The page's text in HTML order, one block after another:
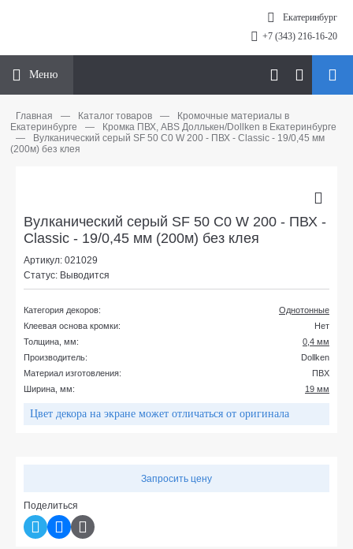
Екатеринбург
+7 (343) 216-16-20
Меню
Главная — Каталог товаров —
Кромочные материалы в
Екатеринбурге
—
Кромка ПВХ, ABS Доллькен/Dollken в Екатеринбурге
—
Вулканический серый SF 50 С0 W 200 - ПВХ - Classic - 19/0,45 мм
(200м) без клея
Вулканический серый SF 50 С0 W 200 - ПВХ -
Classic - 19/0,45 мм (200м) без клея
Артикул: 021029
Статус: Выводится
Категория декоров:
Однотонные
Клеевая основа кромки:
Нет
Толщина, мм:
0,4 мм
Производитель:
Dollken
Материал изготовления:
ПВХ
Ширина, мм:
19 мм
Цвет декора на экране может отличаться от оригинала
Запросить цену
Поделиться